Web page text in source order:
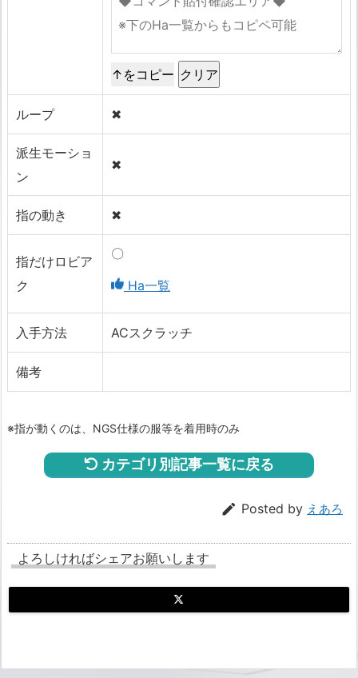
↑をコピー
ループ ✖
派生モーショ
ン
✖
指の動き ✖
指だけロビア
ク
〇
Ha一覧
入手方法 ACスクラッチ
備考
※指が動くのは、NGS仕様の服等を着用時のみ
カテゴリ別記事一覧に戻る
 Posted by えあろ
よろしければシェアお願いします